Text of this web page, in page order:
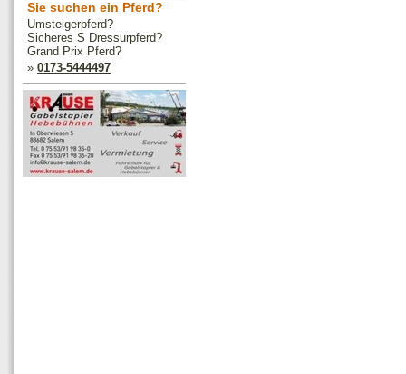
Sie suchen ein Pferd?
Umsteigerpferd?
Sicheres S Dressurpferd?
Grand Prix Pferd?
» 0173-5444497